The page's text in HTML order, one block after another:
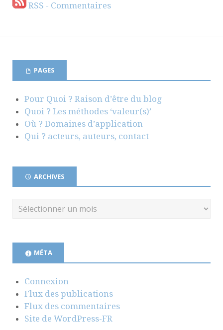
RSS - Commentaires
PAGES
Pour Quoi ? Raison d’être du blog
Quoi ? Les méthodes ‘valeur(s)’
Où ? Domaines d’application
Qui ? acteurs, auteurs, contact
ARCHIVES
MÉTA
Connexion
Flux des publications
Flux des commentaires
Site de WordPress-FR